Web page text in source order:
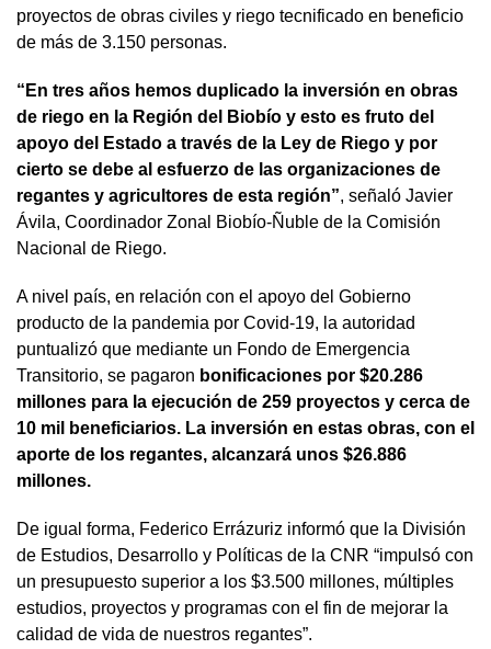
proyectos de obras civiles y riego tecnificado en beneficio
de más de 3.150 personas.
“En tres años hemos duplicado la inversión en obras
de riego en la Región del Biobío y esto es fruto del
apoyo del Estado a través de la Ley de Riego y por
cierto se debe al esfuerzo de las organizaciones de
regantes y agricultores de esta región”, señaló Javier
Ávila, Coordinador Zonal Biobío-Ñuble de la Comisión
Nacional de Riego.
A nivel país, en relación con el apoyo del Gobierno
producto de la pandemia por Covid-19, la autoridad
puntualizó que mediante un Fondo de Emergencia
Transitorio, se pagaron bonificaciones por $20.286
millones para la ejecución de 259 proyectos y cerca de
10 mil beneficiarios. La inversión en estas obras, con el
aporte de los regantes, alcanzará unos $26.886
millones.
De igual forma, Federico Errázuriz informó que la División
de Estudios, Desarrollo y Políticas de la CNR “impulsó con
un presupuesto superior a los $3.500 millones, múltiples
estudios, proyectos y programas con el fin de mejorar la
calidad de vida de nuestros regantes”.